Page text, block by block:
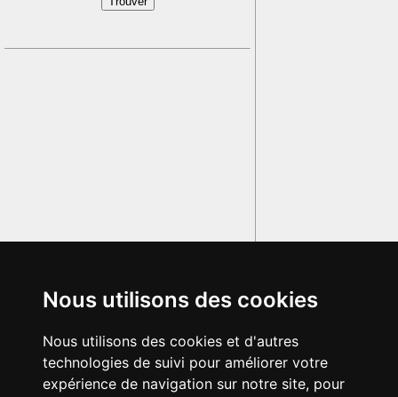
Nous utilisons des cookies
Nous utilisons des cookies et d'autres
technologies de suivi pour améliorer votre
expérience de navigation sur notre site, pour